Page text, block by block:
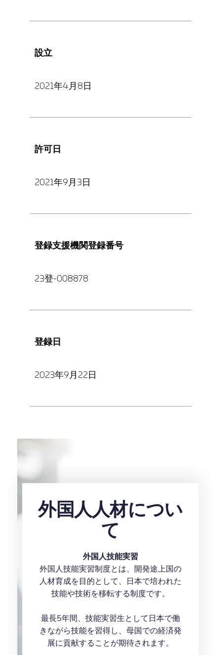
設立
2021年4月8日
許可日
2021年9月3日
登録支援機関登録番号
23登-008878
登録日
2023年9月22日
外国人人材につい
て
外国人技能実習
外国人技能実習制度とは、開発途上国の
人材育成を目的として、日本で培われた
技能や技術を移転する制度です。
最長5年間、技能実習生として日本で働
きながら技能を習得し、母国での経済発
展に貢献することが期待されます。